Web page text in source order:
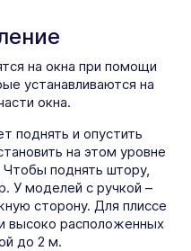
на окна при помощи
устанавливаются на
окна.
поднять и опустить
на этом уровне
поднять штору,
У моделей с ручкой –
сторону. Для плиссе
высоко расположенных
до 2 м.